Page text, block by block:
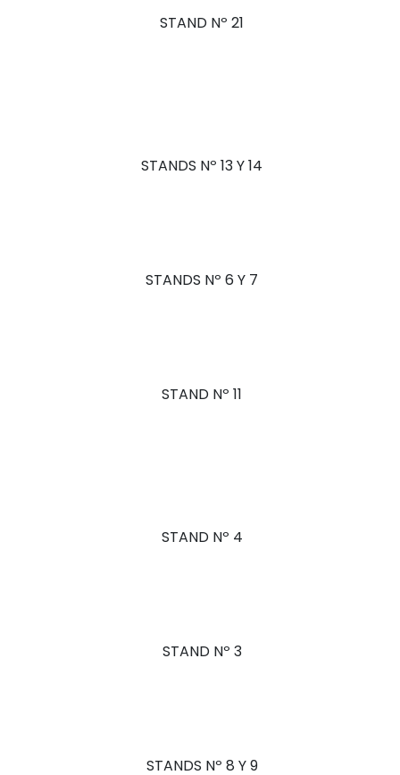
STAND Nº 21
STANDS Nº 13 Y 14
STANDS Nº 6 Y 7
STAND Nº 11
STAND Nº 4
STAND Nº 3
STANDS Nº 8 Y 9